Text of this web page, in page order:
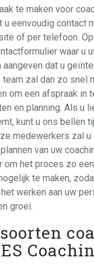
te maken voor
u eenvoudig contact
of per telefoon.
waar u
aangeven dat u
team zal dan zo snel
om een afspraak in
en planning. Als u
kunt u ons bellen
medewerkers zal u
van uw
om het proces zo
te maken,
werken aan uw
groei.